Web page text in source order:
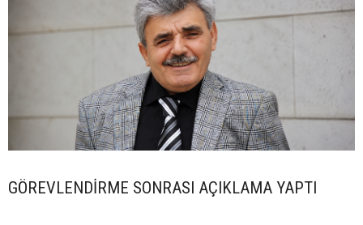
GÖREVLENDİRME SONRASI AÇIKLAMA YAPTI